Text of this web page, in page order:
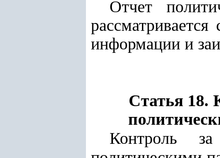
Отчет
информации и
Статья 18.
Контроль